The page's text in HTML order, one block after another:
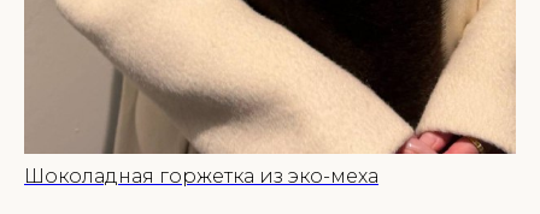
Шоколадная горжетка из эко-меха